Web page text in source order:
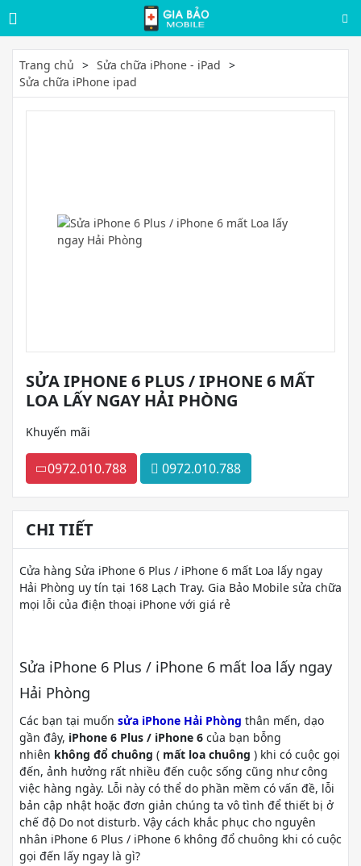
Trang chủ
Sửa chữa iPhone - iPad
Sửa chữa iPhone ipad
SỬA IPHONE 6 PLUS / IPHONE 6 MẤT
LOA LẤY NGAY HẢI PHÒNG
Khuyến mãi
0972.010.788 0972.010.788
CHI TIẾT
Cửa hàng Sửa iPhone 6 Plus / iPhone 6 mất Loa lấy ngay
Hải Phòng uy tín tại 168 Lạch Tray. Gia Bảo Mobile sửa chữa
mọi lỗi của điện thoại iPhone với giá rẻ
Sửa iPhone 6 Plus / iPhone 6 mất loa lấy ngay
Hải Phòng
Các bạn tại muốn sửa iPhone Hải Phòng thân mến, dạo
gần đây, iPhone 6 Plus / iPhone 6 của bạn bỗng
nhiên không đổ chuông ( mất loa chuông ) khi có cuộc gọi
đến, ảnh hưởng rất nhiều đến cuộc sống cũng như công
việc hàng ngày. Lỗi này có thể do phần mềm có vấn đề, lỗi
bản cập nhật hoặc đơn giản chúng ta vô tình để thiết bị ở
chế độ Do not disturb. Vậy cách khắc phục cho nguyên
nhân iPhone 6 Plus / iPhone 6 không đổ chuông khi có cuộc
gọi đến lấy ngay là gì?